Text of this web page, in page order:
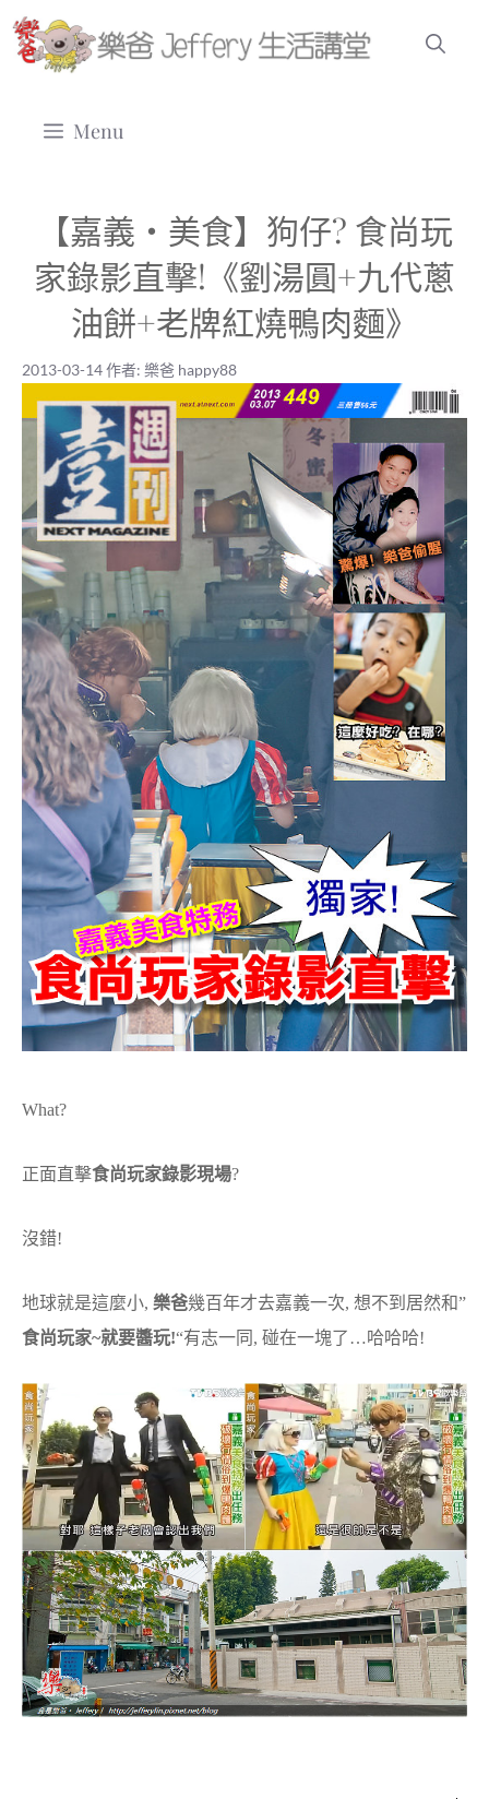
跳
至
Menu
【嘉義‧美食】狗仔? 食尚玩
家錄影直擊!《劉湯圓+九代蔥
油餅+老牌紅燒鴨肉麵》
2013-03-14 | 樂爸 happy88
2013-03-14作者: 樂爸 happy88
What?
正面直擊食尚玩家錄影現場?
沒錯!
地球就是這麼小, 樂爸幾百年才去嘉義一次, 想不到居然和”
食尚玩家~就要醬玩!“有志一同, 碰在一塊了…哈哈哈!